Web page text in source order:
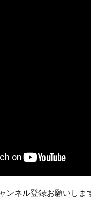
ャンネル登録お願いし